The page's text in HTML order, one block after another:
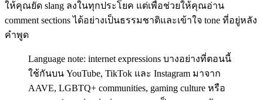
ให้คุณยัด slang ลงในทุกประโยค แต่เพื่อช่วยให้คุณอ่าน
comment sections ได้อย่างเป็นธรรมชาติและเข้าใจ tone ที่อยู่หลัง
คำพูด
Language note: internet expressions บางอย่างที่ตอนนี้
ใช้กันบน YouTube, TikTok และ Instagram มาจาก
AAVE, LGBTQ+ communities, gaming culture หรือ